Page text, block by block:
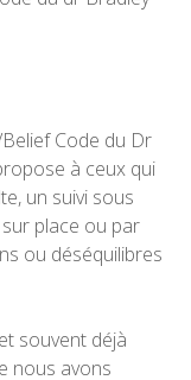
Code du Dr
à ceux qui
un suivi sous
place ou par
ou déséquilibres
souvent déjà
nous avons